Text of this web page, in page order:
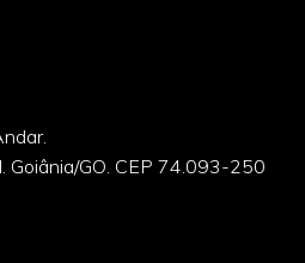
Goiânia/GO. CEP 74.093-250